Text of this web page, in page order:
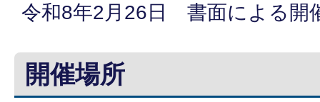
令和8年2月26日 書面による開
開催場所